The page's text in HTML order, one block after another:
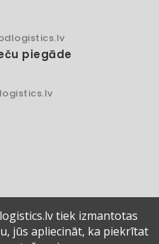
piegāde
tiek izmantotas
jūs apliecināt, ka piekrītat